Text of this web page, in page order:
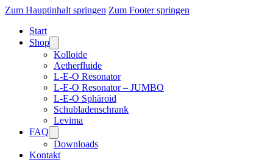
Zum Hauptinhalt springen Zum Footer springen
Start
Shop
Kolloide
Aetherfluide
L-E-O Resonator
L-E-O Resonator – JUMBO
L-E-O Sphäroid
Schubladenschrank
Levima
FAQ
Downloads
Kontakt